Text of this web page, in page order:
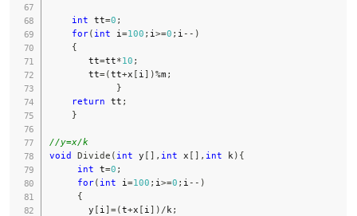
int tt=0 ;
for( int i =100 ; i >=0 ; i -- )
{
       tt
=tt*10 ;
       tt
=(tt+x [ i ] )%m ;
}
return tt ;
}
//y=x/k
void Divide ( int y [ ] , int x [ ] , int k ) {
int t=0 ;
for( int i =100 ; i >=0 ; i -- )
{
       y
[ i ]=(t+x [ i ] ) /k ;